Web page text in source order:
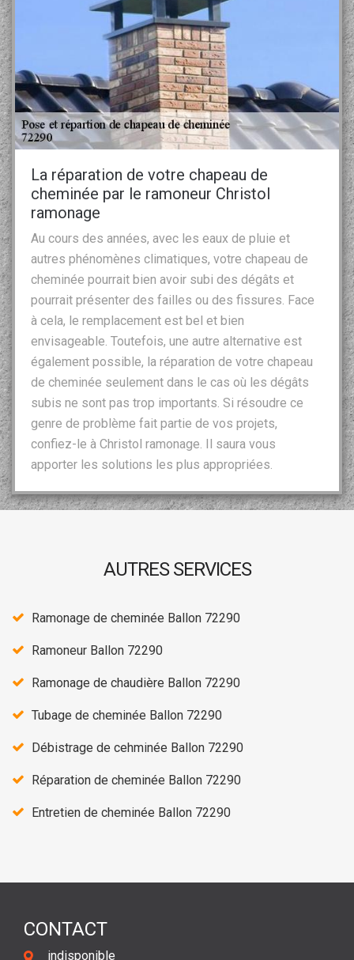
La réparation de votre chapeau de
cheminée par le ramoneur Christol
ramonage
Au cours des années, avec les eaux de pluie et
autres phénomènes climatiques, votre chapeau de
cheminée pourrait bien avoir subi des dégâts et
pourrait présenter des failles ou des fissures. Face
à cela, le remplacement est bel et bien
envisageable. Toutefois, une autre alternative est
également possible, la réparation de votre chapeau
de cheminée seulement dans le cas où les dégâts
subis ne sont pas trop importants. Si résoudre ce
genre de problème fait partie de vos projets,
confiez-le à Christol ramonage. Il saura vous
apporter les solutions les plus appropriées.
AUTRES SERVICES
Ramonage de cheminée Ballon 72290
Ramoneur Ballon 72290
Ramonage de chaudière Ballon 72290
Tubage de cheminée Ballon 72290
Débistrage de cehminée Ballon 72290
Réparation de cheminée Ballon 72290
Entretien de cheminée Ballon 72290
CONTACT
indisponible